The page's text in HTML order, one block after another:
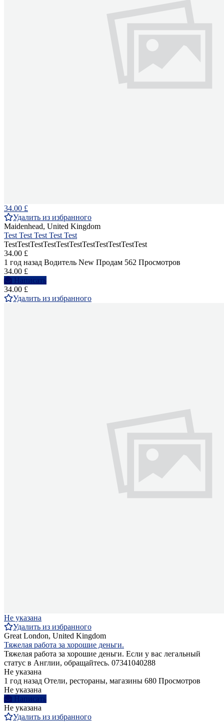
34.00 £
Удалить из избранного
Maidenhead, United Kingdom
Test Test Test Test Test
TestTestTestTestTestTestTestTestTestTestTest
34.00 £
1 год назад Водитель New Продам 562 Просмотров
34.00 £
Написать
34.00 £
Удалить из избранного
Не указана
Удалить из избранного
Great London, United Kingdom
Тяжелая работа за хорошие деньги.
Тяжелая работа за хорошие деньги. Если у вас легальный
статус в Англии, обращайтесь. 07341040288
Не указана
1 год назад Отели, рестораны, магазины 680 Просмотров
Не указана
Написать
Не указана
Удалить из избранного